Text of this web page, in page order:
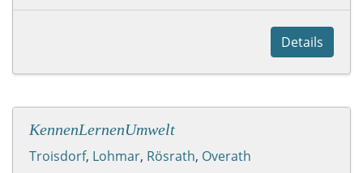
Details
KennenLernenUmwelt
Troisdorf, Lohmar, Rösrath, Overath